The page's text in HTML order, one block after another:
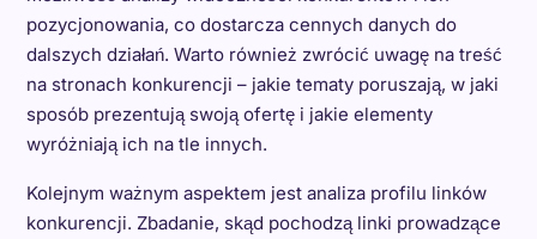
pozycjonowania, co dostarcza cennych danych do
dalszych działań. Warto również zwrócić uwagę na treść
na stronach konkurencji – jakie tematy poruszają, w jaki
sposób prezentują swoją ofertę i jakie elementy
wyróżniają ich na tle innych.
Kolejnym ważnym aspektem jest analiza profilu linków
konkurencji. Zbadanie, skąd pochodzą linki prowadzące